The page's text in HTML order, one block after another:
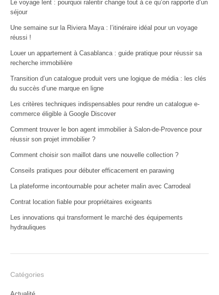
Le voyage lent : pourquoi ralentir change tout à ce qu’on rapporte d’un
séjour
Une semaine sur la Riviera Maya : l’itinéraire idéal pour un voyage
réussi !
Louer un appartement à Casablanca : guide pratique pour réussir sa
recherche immobilière
Transition d’un catalogue produit vers une logique de média : les clés
du succès d’une marque en ligne
Les critères techniques indispensables pour rendre un catalogue e-
commerce éligible à Google Discover
Comment trouver le bon agent immobilier à Salon-de-Provence pour
réussir son projet immobilier ?
Comment choisir son maillot dans une nouvelle collection ?
Conseils pratiques pour débuter efficacement en parawing
La plateforme incontournable pour acheter malin avec Carrodeal
Contrat location fiable pour propriétaires exigeants
Les innovations qui transforment le marché des équipements
hydrauliques
Catégories